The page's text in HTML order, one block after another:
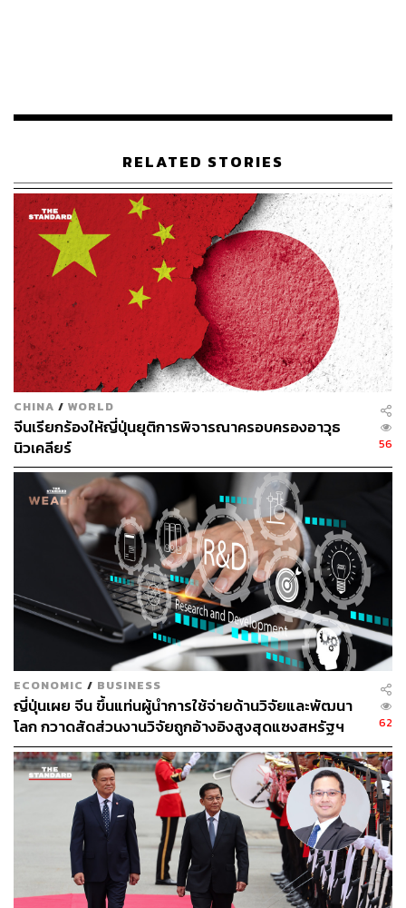
ในขณะที่ทั้งสองประเทศมุ่งมั่นที่จะรักษาห่วงโซ่อุปทานด้าน
เทคโนโลยีของตนให้ปลอดภัย ความกดดันก็ตกอยู่กับบริษัทที่
อยู่ตรงกลาง เช่น Apple และ Huawei ในการปรับตัว สิ่งนี้ยัง
ทำให้เกิดคำถามเกี่ยวกับอนาคตของการค้าเทคโนโลยีระดับ
โลก
เพราะไม่ว่าประเทศอื่นๆ จะปฏิบัติตามและเลือกใช้
เทคโนโลยีภายในประเทศมากกว่าแบรนด์ต่างประเทศหรือ
ไม่นั้น ยังเป็นสิ่งที่ต้องรอดูต่อไป แต่ที่แน่ๆ นี่คือการปูทางไปสู่
สงครามเย็นทางเทคโนโลยีรูปแบบใหม่อย่างแน่นอน
อ้างอิง:
www.businessinsider.com/china-apple-iphone-tech-
ban-central-government-officials-2023-9
www.reuters.com/world/china/china-bans-govt-officia
ls-using-iphone-work-wsj-2023-09-06/
www.wsj.com/world/china/china-bans-iphone-use-for
-government-officials-at-work-635fe2f8
สามารถติดตาม THE STANDARD WEALTH
ผ่านแอปพลิเคชันต่างๆ ที่คุณสะดวกหรือใช้งานอยู่แล้วได้เลย
TAGS: China iPhone จีนแบน iPhone Apple
RELATED STORIES
CHINA / WORLD
จีนเรียกร้องให้ญี่ปุ่นยุติการพิจารณาครอบครองอาวุธ
นิวเคลียร์
56
ECONOMIC / BUSINESS
ญี่ปุ่นเผย จีน ขึ้นแท่นผู้นำการใช้จ่ายด้านวิจัยและพัฒนา
โลก กวาดสัดส่วนงานวิจัยถูกอ้างอิงสูงสุดแซงสหรัฐฯ
62